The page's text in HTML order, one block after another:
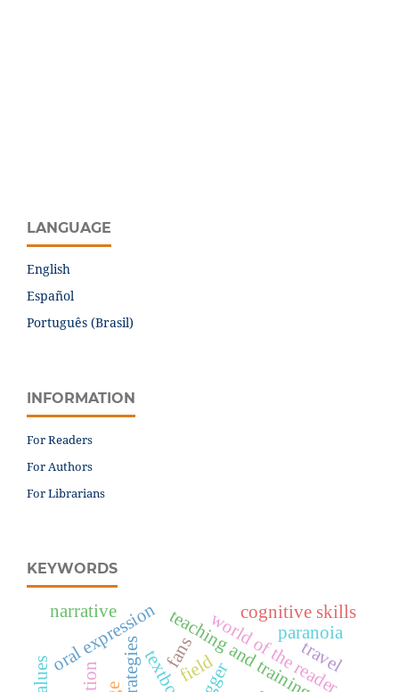
LANGUAGE
English
Español
Português (Brasil)
INFORMATION
For Readers
For Authors
For Librarians
KEYWORDS
strategies
oral expressionteaching and training
fieldworld of the reader
narrative cognitive skills
paranoia
fans travel
values